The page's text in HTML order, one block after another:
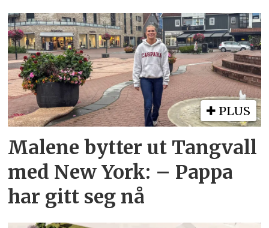
PLUS
Malene bytter ut Tangvall
med New York: – Pappa
har gitt seg nå